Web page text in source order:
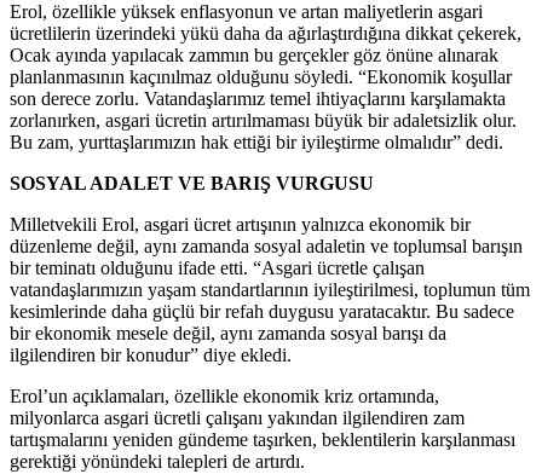
Erol, özellikle yüksek enflasyonun ve artan maliyetlerin asgari
ücretlilerin üzerindeki yükü daha da ağırlaştırdığına dikkat çekerek,
Ocak ayında yapılacak zammın bu gerçekler göz önüne alınarak
planlanmasının kaçınılmaz olduğunu söyledi. “Ekonomik koşullar
son derece zorlu. Vatandaşlarımız temel ihtiyaçlarını karşılamakta
zorlanırken, asgari ücretin artırılmaması büyük bir adaletsizlik olur.
Bu zam, yurttaşlarımızın hak ettiği bir iyileştirme olmalıdır” dedi.
SOSYAL ADALET VE BARIŞ VURGUSU
Milletvekili Erol, asgari ücret artışının yalnızca ekonomik bir
düzenleme değil, aynı zamanda sosyal adaletin ve toplumsal barışın
bir teminatı olduğunu ifade etti. “Asgari ücretle çalışan
vatandaşlarımızın yaşam standartlarının iyileştirilmesi, toplumun tüm
kesimlerinde daha güçlü bir refah duygusu yaratacaktır. Bu sadece
bir ekonomik mesele değil, aynı zamanda sosyal barışı da
ilgilendiren bir konudur” diye ekledi.
Erol’un açıklamaları, özellikle ekonomik kriz ortamında,
milyonlarca asgari ücretli çalışanı yakından ilgilendiren zam
tartışmalarını yeniden gündeme taşırken, beklentilerin karşılanması
gerektiği yönündeki talepleri de artırdı.